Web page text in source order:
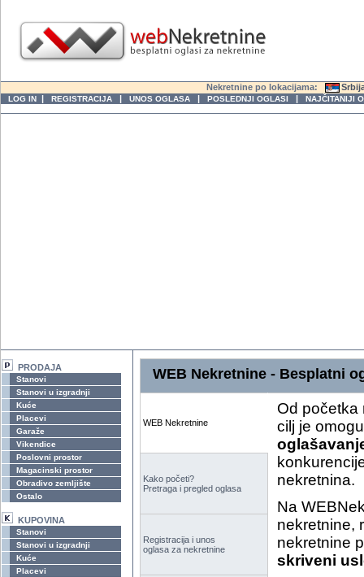
Nekretnine po lokacijama:
LOG IN | REGISTRACIJA | UNOS OGLASA | POSLEDNJI OGLASI | NAJČITANIJI
PRODAJA
Stanovi
Stanovi u izgradnji
Kuće
Placevi
Garaže
Vikendice
Poslovni prostor
Magacinski prostor
Obradivo zemljište
Ostalo
KUPOVINA
Stanovi
Stanovi u izgradnji
Kuće
Placevi
WEB Nekretnine - Besplatni
WEB Nekretnine
Od početka
cilj je
nekretnina.
Na
nekretnine,
nekretnine
skriveni
Kako početi?
Pretraga i pregled oglasa
Registracija i unos
oglasa za nekretnine